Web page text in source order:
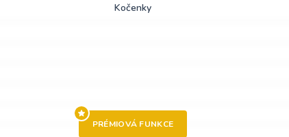
Kočenky
PRÉMIOVÁ FUNKCE